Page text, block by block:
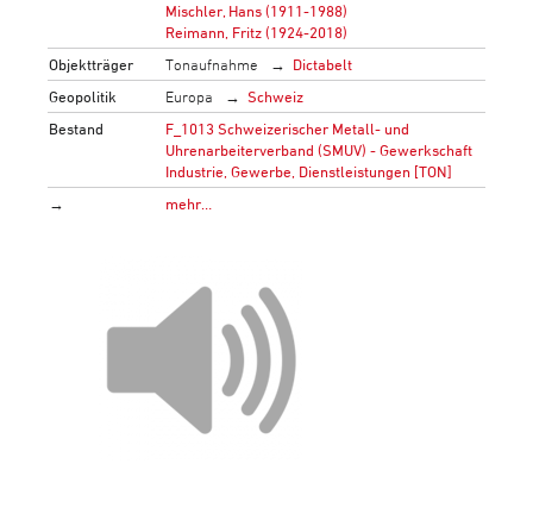
Mischler, Hans (1911-1988)
Reimann, Fritz (1924-2018)
Objektträger
Tonaufnahme
Dictabelt
Geopolitik
Europa
Schweiz
Bestand
F_1013 Schweizerischer Metall- und
Uhrenarbeiterverband (SMUV) - Gewerkschaft
Industrie, Gewerbe, Dienstleistungen [TON]
→
mehr…